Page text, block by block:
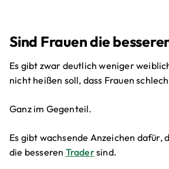
Sind Frauen die
Es gibt zwar deutlich weniger
nicht heißen soll, dass Frauen
Ganz im Gegenteil.
Es gibt wachsende Anzeichen dafür,
die besseren Tradersind.